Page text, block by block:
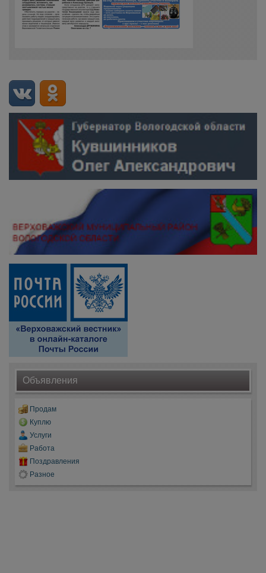
Объявления
Продам
Куплю
Услуги
Работа
Поздравления
Разное